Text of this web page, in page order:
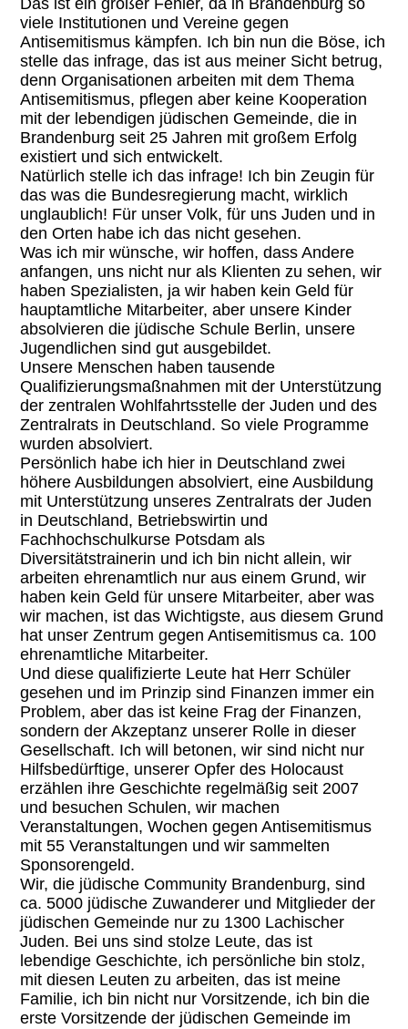
Das ist ein großer Fehler, da in Brandenburg so
viele Institutionen und Vereine gegen
Antisemitismus kämpfen. Ich bin nun die Böse, ich
stelle das infrage, das ist aus meiner Sicht betrug,
denn Organisationen arbeiten mit dem Thema
Antisemitismus, pflegen aber keine Kooperation
mit der lebendigen jüdischen Gemeinde, die in
Brandenburg seit 25 Jahren mit großem Erfolg
existiert und sich entwickelt.
Natürlich stelle ich das infrage! Ich bin Zeugin für
das was die Bundesregierung macht, wirklich
unglaublich! Für unser Volk, für uns Juden und in
den Orten habe ich das nicht gesehen.
Was ich mir wünsche, wir hoffen, dass Andere
anfangen, uns nicht nur als Klienten zu sehen, wir
haben Spezialisten, ja wir haben kein Geld für
hauptamtliche Mitarbeiter, aber unsere Kinder
absolvieren die jüdische Schule Berlin, unsere
Jugendlichen sind gut ausgebildet.
Unsere Menschen haben tausende
Qualifizierungsmaßnahmen mit der Unterstützung
der zentralen Wohlfahrtsstelle der Juden und des
Zentralrats in Deutschland. So viele Programme
wurden absolviert.
Persönlich habe ich hier in Deutschland zwei
höhere Ausbildungen absolviert, eine Ausbildung
mit Unterstützung unseres Zentralrats der Juden
in Deutschland, Betriebswirtin und
Fachhochschulkurse Potsdam als
Diversitätstrainerin und ich bin nicht allein, wir
arbeiten ehrenamtlich nur aus einem Grund, wir
haben kein Geld für unsere Mitarbeiter, aber was
wir machen, ist das Wichtigste, aus diesem Grund
hat unser Zentrum gegen Antisemitismus ca. 100
ehrenamtliche Mitarbeiter.
Und diese qualifizierte Leute hat Herr Schüler
gesehen und im Prinzip sind Finanzen immer ein
Problem, aber das ist keine Frag der Finanzen,
sondern der Akzeptanz unserer Rolle in dieser
Gesellschaft. Ich will betonen, wir sind nicht nur
Hilfsbedürftige, unserer Opfer des Holocaust
erzählen ihre Geschichte regelmäßig seit 2007
und besuchen Schulen, wir machen
Veranstaltungen, Wochen gegen Antisemitismus
mit 55 Veranstaltungen und wir sammelten
Sponsorengeld.
Wir, die jüdische Community Brandenburg, sind
ca. 5000 jüdische Zuwanderer und Mitglieder der
jüdischen Gemeinde nur zu 1300 Lachischer
Juden. Bei uns sind stolze Leute, das ist
lebendige Geschichte, ich persönliche bin stolz,
mit diesen Leuten zu arbeiten, das ist meine
Familie, ich bin nicht nur Vorsitzende, ich bin die
erste Vorsitzende der jüdischen Gemeinde im